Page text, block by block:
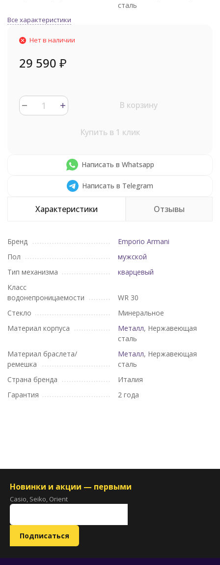
сталь
Все характеристики
Нет в наличии
29 590 ₽
В корзину
Купить в 1 клик
Написать в Whatsapp
Написать в Telegram
Характеристики Отзывы
Бренд
Emporio Armani
Пол
мужской
Тип механизма
кварцевый
Класс
водонепроницаемости
WR 30
Стекло
Минеральное
Материал корпуса
Металл, Нержавеющая
сталь
Материал браслета/
ремешка
Металл, Нержавеющая
сталь
Страна бренда
Италия
Гарантия
2 года
Новинки и акции — первыми
Casio, Seiko, Orient